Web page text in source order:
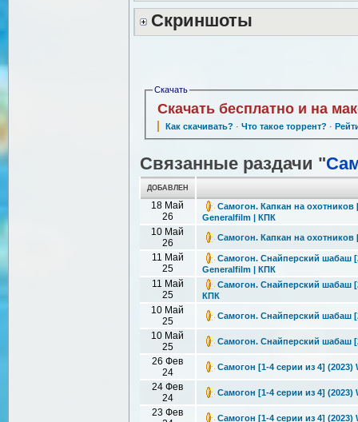
Скриншоты
Скачать
Скачать бесплатно и на
Как скачивать? · Что такое торрент? ·
Связанные раздачи "
ДОБАВЛЕН
18 Май
26
Самогон. Капкан на охотников
Generalfilm | КПК
10 Май
26
Самогон. Капкан на охотников
11 Май
25
Самогон. Снайперский шабаш
Generalfilm | КПК
11 Май
25
Самогон. Снайперский шабаш
КПК
10 Май
25
Самогон. Снайперский шабаш
10 Май
25
Самогон. Снайперский шабаш
26 Фев
24
Самогон [1-4 серии из 4] (2023)
24 Фев
24
Самогон [1-4 серии из 4] (2023)
23 Фев
Самогон [1-4 серии из 4] (2023)